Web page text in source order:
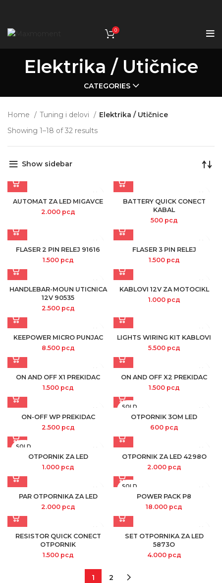
0
Elektrika / Utičnice
CATEGORIES
Home Tuning i delovi
Elektrika / Utičnice
Showing 1–18 of 32 results
Show sidebar
AUTOMAT ZA LED MIGAVCE
2.000 рсд
BATTERY QUICK CONECT
KABAL
500 рсд
FLASER 2 PIN RELEJ 91616
1.500 рсд
FLASER 3 PIN RELEJ
1.500 рсд
HANDLEBAR-MOUN UTICNICA
12V 90535
2.500 рсд
KABLOVI 12V ZA MOTOCIKL
1.000 рсд
KEEPOWER MICRO PUNJAC
8.500 рсд
LIGHTS WIRING KIT KABLOVI
5.500 рсд
ON AND OFF X1 PREKIDAC
1.500 рсд
ON AND OFF X2 PREKIDAC
1.500 рсд
ON-OFF WP PREKIDAC
2.500 рсд
SOLD
OTPORNIK 3OM LED
600 рсд
SOLD
OTPORNIK ZA LED
1.000 рсд
OTPORNIK ZA LED 4298O
2.000 рсд
PAR OTPORNIKA ZA LED
2.000 рсд
SOLD
POWER PACK P8
18.000 рсд
RESISTOR QUICK CONECT
OTPORNIK
1.500 рсд
SET OTPORNIKA ZA LED
5873O
4.000 рсд
1 2